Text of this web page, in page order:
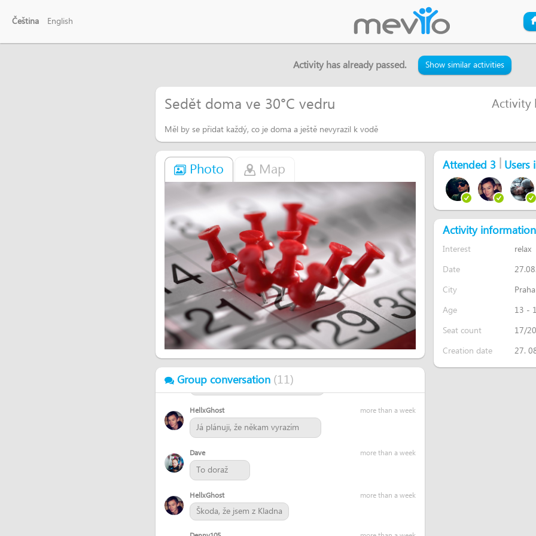
Čeština English
Activity has already passed. Show similar activities
Sedět doma ve 30°C vedru Activity
Měl by se přidat každý, co je doma a ještě nevyrazil k vodě
Photo Map
Group conversation (11)
Dave more than a week
Přijď na Hostivařskou přehradu
Denny105 more than a week
Co se děje na hostivarsky přehradě ? Mám to kousek
Fajnfotograf more than a week
To jste psali k mé aktivitě? Rád bych se přidal, jak se tam
dostanu?
Ivet more than a week
Máme tam sraz ve tri tak čim vic nás bude tim lepe
Dave more than a week
No máme se tam pár lidí sejít
HellxGhost more than a week
Já plánuji, že někam vyrazím
Dave more than a week
To doraž
HellxGhost more than a week
Škoda, že jsem z Kladna
Attended 3 | Users
Activity information
Interest
relax
Date
City
Praha
Age
13 -
Seat count
17/20
Creation date
27.